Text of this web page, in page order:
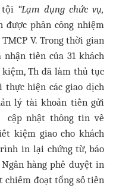
tội “Lạm dụng chức vụ,
được phân công nhiệm
V. Trong thời gian
nhận tiền của 31 khách
Th đã làm thủ tục
hiện các giao dịch
lý tài khoản tiền gửi
cập nhật thông tin về
kiệm giao cho khách
in lại chứng từ, báo
hàng phê duyệt in
chiếm đoạt tổng số tiền